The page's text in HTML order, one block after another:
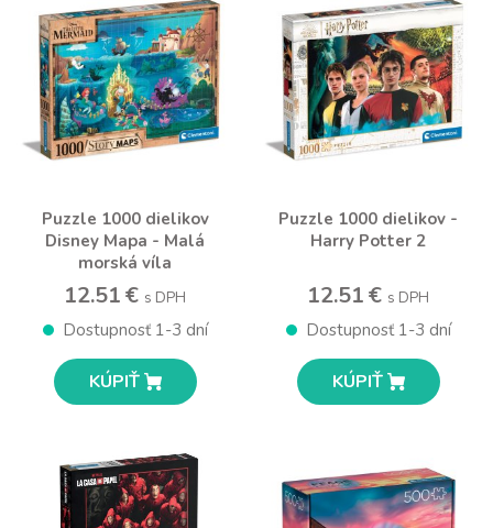
Puzzle 1000 dielikov
Disney Mapa - Malá
morská víla
12.51 € s DPH
Dostupnosť 1-3 dní
KÚPIŤ
Puzzle 1000 dielikov -
Harry Potter 2
12.51 € s DPH
Dostupnosť 1-3 dní
KÚPIŤ